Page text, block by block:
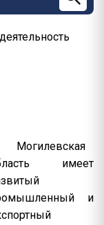
Могилевская
имеет
и